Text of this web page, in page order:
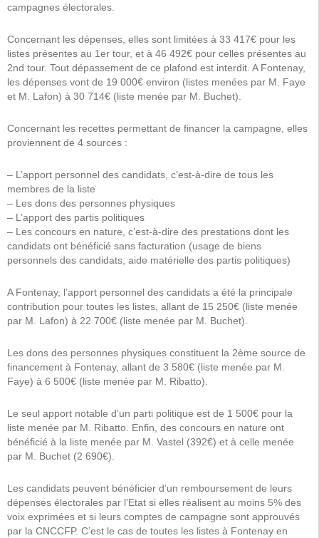
campagnes électorales.
Concernant les dépenses, elles sont limitées à 33 417€ pour les
listes présentes au 1er tour, et à 46 492€ pour celles présentes au
2nd tour. Tout dépassement de ce plafond est interdit. A Fontenay,
les dépenses vont de 19 000€ environ (listes menées par M. Faye
et M. Lafon) à 30 714€ (liste menée par M. Buchet).
Concernant les recettes permettant de financer la campagne, elles
proviennent de 4 sources :
– L’apport personnel des candidats, c’est-à-dire de tous les
membres de la liste
– Les dons des personnes physiques
– L’apport des partis politiques
– Les concours en nature, c’est-à-dire des prestations dont les
candidats ont bénéficié sans facturation (usage de biens
personnels des candidats, aide matérielle des partis politiques)
A Fontenay, l’apport personnel des candidats a été la principale
contribution pour toutes les listes, allant de 15 250€ (liste menée
par M. Lafon) à 22 700€ (liste menée par M. Buchet).
Les dons des personnes physiques constituent la 2ème source de
financement à Fontenay, allant de 3 580€ (liste menée par M.
Faye) à 6 500€ (liste menée par M. Ribatto).
Le seul apport notable d’un parti politique est de 1 500€ pour la
liste menée par M. Ribatto. Enfin, des concours en nature ont
bénéficié à la liste menée par M. Vastel (392€) et à celle menée
par M. Buchet (2 690€).
Les candidats peuvent bénéficier d’un remboursement de leurs
dépenses électorales par l’Etat si elles réalisent au moins 5% des
voix exprimées et si leurs comptes de campagne sont approuvés
par la CNCCFP. C’est le cas de toutes les listes à Fontenay en